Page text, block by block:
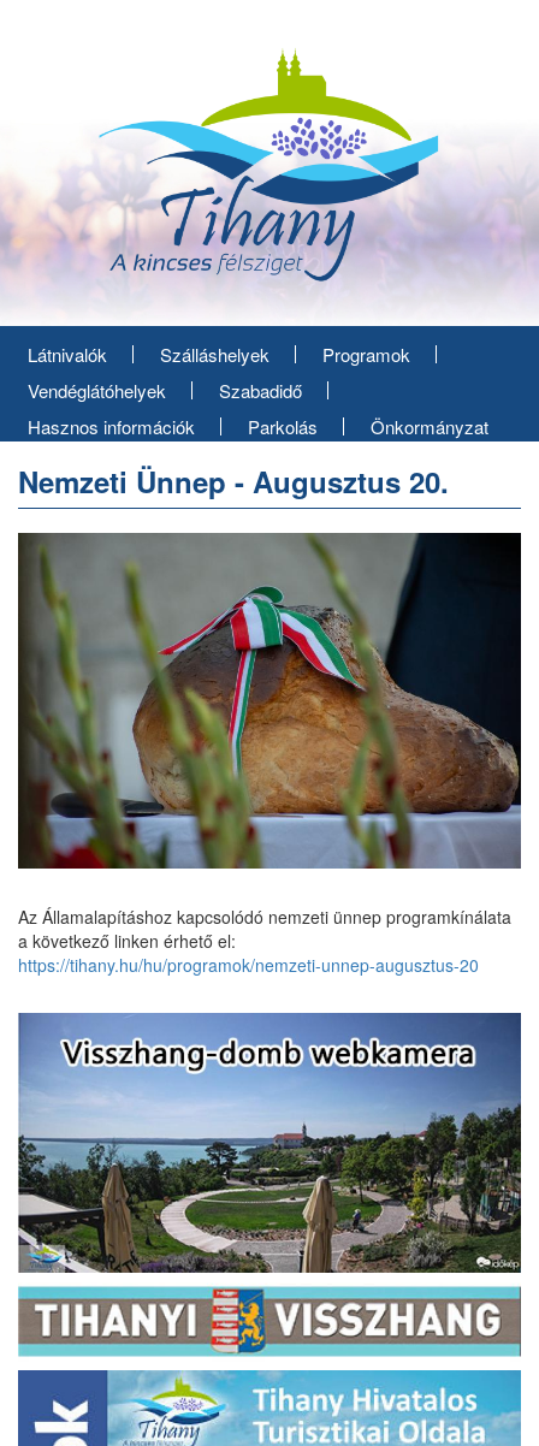
Látnivalók Szálláshelyek
Programok
Vendéglátóhelyek
Szabadidő
Hasznos információk
Parkolás Önkormányzat
Nemzeti Ünnep - Augusztus 20.
Az Államalapításhoz kapcsolódó nemzeti ünnep programkínálata
a következő linken érhető el:
https://tihany.hu/hu/programok/nemzeti-unnep-augusztus-20